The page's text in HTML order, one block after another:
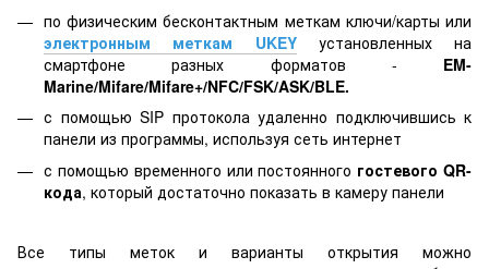
по физическим бесконтактным меткам ключи/карты или
электронным меткам UKEYустановленных на
смартфоне разных форматов - EM-
Marine/Mifare/Mifare+/NFC/FSK/ASK/BLE.
с помощью SIP протокола удаленно подключившись к
панели из программы, используя сеть интернет
с помощью временного или постоянного гостевого QR-
кода, который достаточно показать в камеру панели
Все типы меток и варианты открытия можно